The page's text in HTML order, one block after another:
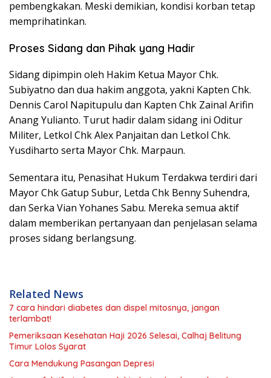
pembengkakan. Meski demikian, kondisi korban tetap
memprihatinkan.
Proses Sidang dan Pihak yang Hadir
Sidang dipimpin oleh Hakim Ketua Mayor Chk.
Subiyatno dan dua hakim anggota, yakni Kapten Chk.
Dennis Carol Napitupulu dan Kapten Chk Zainal Arifin
Anang Yulianto. Turut hadir dalam sidang ini Oditur
Militer, Letkol Chk Alex Panjaitan dan Letkol Chk.
Yusdiharto serta Mayor Chk. Marpaun.
Sementara itu, Penasihat Hukum Terdakwa terdiri dari
Mayor Chk Gatup Subur, Letda Chk Benny Suhendra,
dan Serka Vian Yohanes Sabu. Mereka semua aktif
dalam memberikan pertanyaan dan penjelasan selama
proses sidang berlangsung.
Related News
7 cara hindari diabetes dan dispel mitosnya, jangan
terlambat!
Pemeriksaan Kesehatan Haji 2026 Selesai, Calhaj Belitung
Timur Lolos Syarat
Cara Mendukung Pasangan Depresi